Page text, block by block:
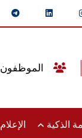
الذكية الإعلام